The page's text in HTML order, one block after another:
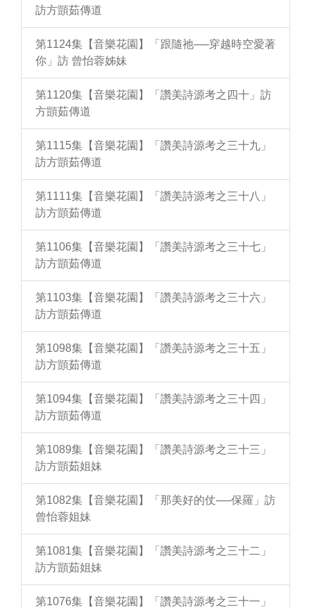
訪方顗茹傳道
第1124集【音樂花園】「跟隨祂──穿越時空愛著
你」訪 曾怡蓉姊妹
第1120集【音樂花園】「讚美詩源考之四十」訪
方顗茹傳道
第1115集【音樂花園】「讚美詩源考之三十九」
訪方顗茹傳道
第1111集【音樂花園】「讚美詩源考之三十八」
訪方顗茹傳道
第1106集【音樂花園】「讚美詩源考之三十七」
訪方顗茹傳道
第1103集【音樂花園】「讚美詩源考之三十六」
訪方顗茹傳道
第1098集【音樂花園】「讚美詩源考之三十五」
訪方顗茹傳道
第1094集【音樂花園】「讚美詩源考之三十四」
訪方顗茹傳道
第1089集【音樂花園】「讚美詩源考之三十三」
訪方顗茹姐妹
第1082集【音樂花園】「那美好的仗──保羅」訪
曾怡蓉姐妹
第1081集【音樂花園】「讚美詩源考之三十二」
訪方顗茹姐妹
第1076集【音樂花園】「讚美詩源考之三十一」